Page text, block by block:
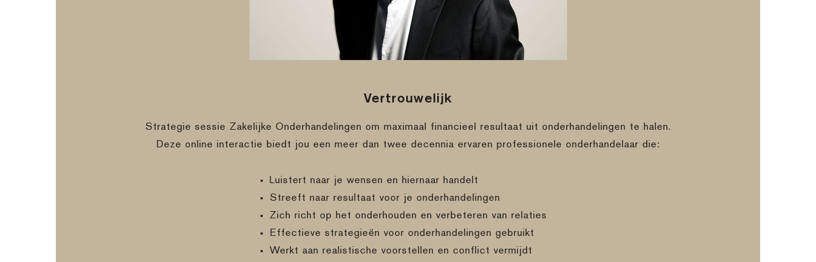
Vertrouwelijk
Strategie sessie Zakelijke Onderhandelingen om maximaal financieel resultaat uit onderhandelingen te halen.
Deze online interactie biedt jou een meer dan twee decennia ervaren professionele onderhandelaar die:
Luistert naar je wensen en hiernaar handelt
Streeft naar resultaat voor je onderhandelingen
Zich richt op het onderhouden en verbeteren van relaties
Effectieve strategieën voor onderhandelingen gebruikt
Werkt aan realistische voorstellen en conflict vermijdt